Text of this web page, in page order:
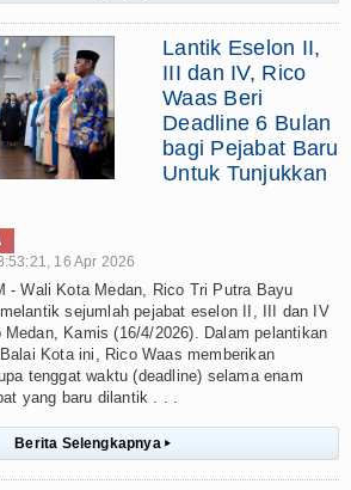
Lantik Eselon II,
III dan IV, Rico
Waas Beri
Deadline 6 Bulan
bagi Pejabat Baru
Untuk Tunjukkan
16 Apr 2026
- Wali Kota Medan, Rico Tri Putra Bayu
sejumlah pejabat eselon II, III dan IV
Kamis (16/4/2026). Dalam pelantikan
Kota ini, Rico Waas memberikan
tenggat waktu (deadline) selama enam
yang baru dilantik . . .
Berita Selengkapnya ▸